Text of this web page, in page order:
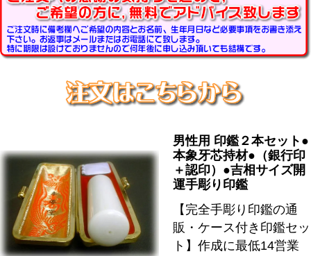
男性用 印鑑２本セット●
本象牙芯持材●（銀行印
＋認印）●吉相サイズ開
運手彫り印鑑
【完全手彫り印鑑の通
販・ケース付き印鑑セッ
ト】作成に最低14営業